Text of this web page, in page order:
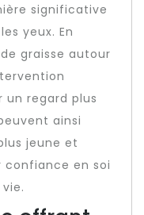
significative
yeux. En
graisse autour
un regard plus
ainsi
jeune et
confiance en soi